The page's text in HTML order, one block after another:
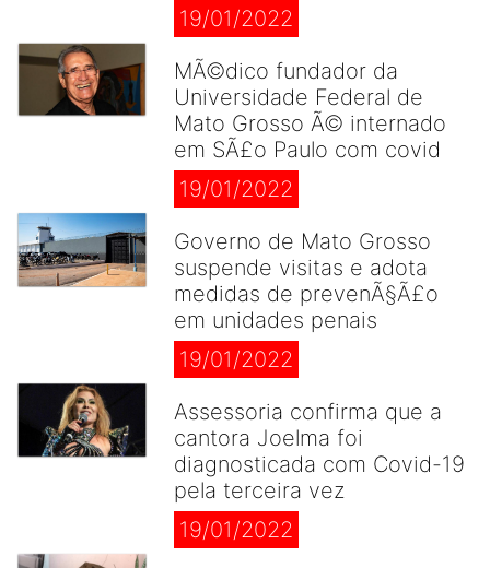
19/01/2022
MÃ©dico fundador da
Universidade Federal de
Mato Grosso Ã© internado
em SÃ£o Paulo com covid
19/01/2022
Governo de Mato Grosso
suspende visitas e adota
medidas de prevenÃ§Ã£o
em unidades penais
19/01/2022
Assessoria confirma que a
cantora Joelma foi
diagnosticada com Covid-19
pela terceira vez
19/01/2022